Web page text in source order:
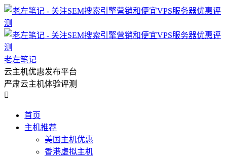
老左笔记
云主机优惠发布平台
严肃云主机体验评测

首页
主机推荐
美国主机优惠
香港虚拟主机